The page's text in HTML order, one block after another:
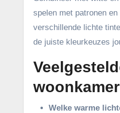
spelen met patronen
verschillende lichte
de juiste kleurkeuzes
woonkamer
Welke warme